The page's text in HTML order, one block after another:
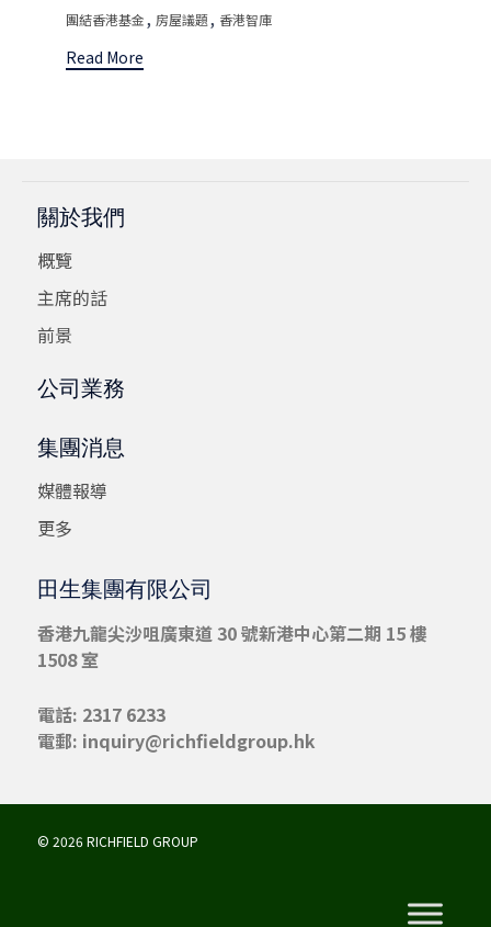
Tags
團結香港基金, 房屋議題, 香港智庫
Read More
關於我們
概覽
主席的話
前景
公司業務
集團消息
媒體報導
更多
田生集團有限公司
香港九龍尖沙咀廣東道 30 號新港中心第二期 15 樓
1508 室
電話: 2317 6233
電郵: inquiry@richfieldgroup.hk
© 2026 RICHFIELD GROUP